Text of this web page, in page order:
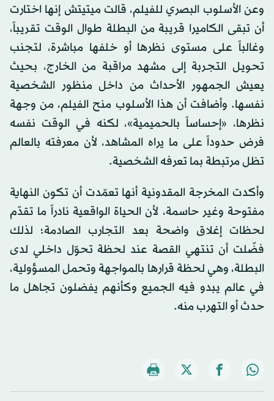
وعن الأسلوب البصري للفيلم، قالت ميتيتش إنها اختارت
أن تبقى الكاميرا قريبة من البطلة طوال الوقت تقريباً،
وغالباً على مستوى نظرها أو خلفها مباشرة، لتجنب
تحويل التجربة إلى مشهد مراقبة من الخارج، بحيث
يعيش الجمهور الأحداث من داخل منظور الشخصية
نفسها. وأضافت أن هذا الأسلوب منح الفيلم، من وجهة
نظرها، «إحساساً بالحميمية»، لكنه في الوقت نفسه
فرض حدوداً على ما يراه المشاهد، لأن معرفته بالعالم
تظل مرتبطة بما تعرفه الشخصية.
وأكدت المخرجة المقدونية أنها تعمّدت أن تكون النهاية
مفتوحة وغير حاسمة، لأن الحياة الواقعية نادراً ما تقدّم
لحظات إغلاق واضحة بعد التجارب الصادمة؛ لذلك
فضّلت أن تنتهي القصة عند لحظة تحوّل داخلي لدى
البطلة، وهي لحظة قرارها بالمواجهة وتحمل المسؤولية،
في عالم يبدو فيه الجميع وكأنهم يفضلون تجاهل ما
حدث أو التهرب منه.